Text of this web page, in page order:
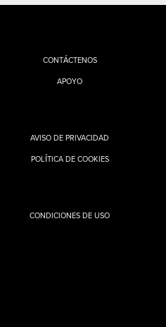
CONTÁCTENOS
APOYO
AVISO DE PRIVACIDAD
POLÍTICA DE COOKIES
CONDICIONES DE USO